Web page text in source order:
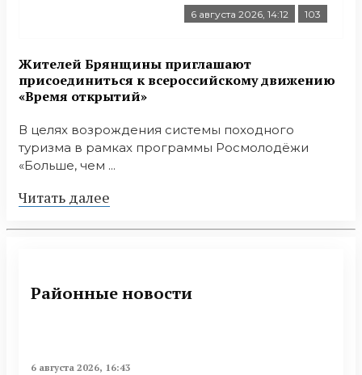
6 августа 2026, 14:12 103
Жителей Брянщины приглашают
присоединиться к всероссийскому движению
«Время открытий»
В целях возрождения системы походного
туризма в рамках программы Росмолодёжи
«Больше, чем ...
Читать далее
Районные новости
6 августа 2026, 16:43